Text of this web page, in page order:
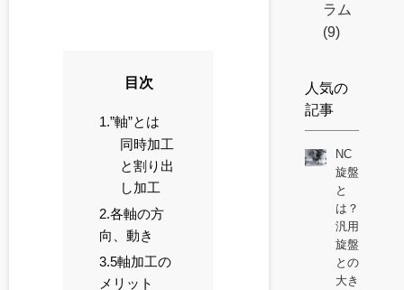
目次
1.”軸”とは
同時加工
と割り出
し加工
2.各軸の方
向、動き
3.5軸加工の
メリット
ラム
(9)
人気の
記事
NC
旋盤
と
は？
汎用
旋盤
との
大き